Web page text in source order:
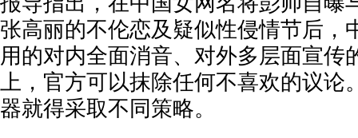
张高丽的不伦恋及疑似性侵情节后，
用的对内全面消音、对外多层面宣传
上，官方可以抹除任何不喜欢的议论
器就得采取不同策略。